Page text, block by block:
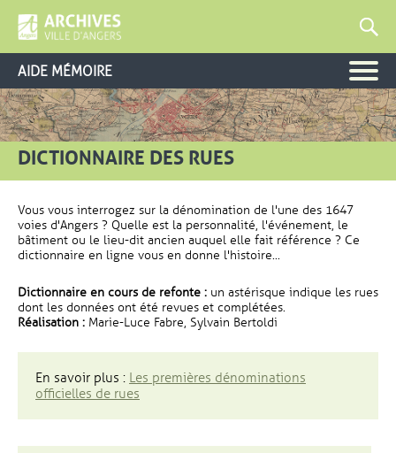
AIDE MÉMOIRE
DICTIONNAIRE DES RUES
Vous vous interrogez sur la dénomination de l'une des 1647
voies d'Angers ? Quelle est la personnalité, l'événement, le
bâtiment ou le lieu-dit ancien auquel elle fait référence ? Ce
dictionnaire en ligne vous en donne l'histoire...
Dictionnaire en cours de refonte : un astérisque indique les rues
dont les données ont été revues et complétées.
Réalisation : Marie-Luce Fabre, Sylvain Bertoldi
En savoir plus : Les premières dénominations
officielles de rues